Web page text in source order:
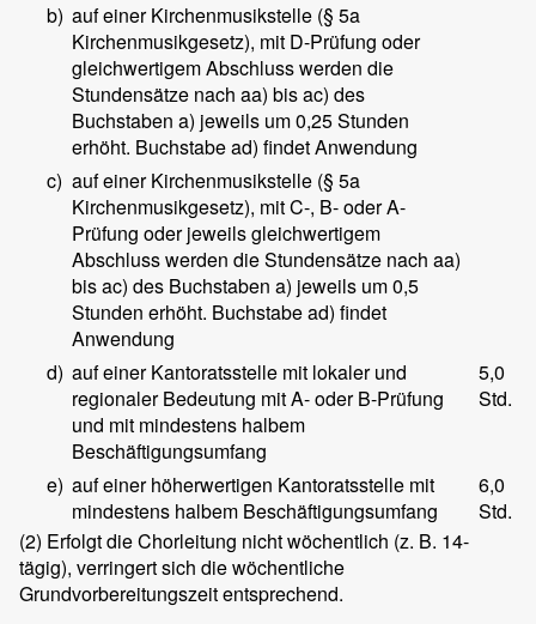
b) auf einer Kirchenmusikstelle (§ 5a
Kirchenmusikgesetz), mit D-Prüfung oder
gleichwertigem Abschluss werden die
Stundensätze nach aa) bis ac) des
Buchstaben a) jeweils um 0,25 Stunden
erhöht. Buchstabe ad) findet Anwendung
c) auf einer Kirchenmusikstelle (§ 5a
Kirchenmusikgesetz), mit C-, B- oder A-
Prüfung oder jeweils gleichwertigem
Abschluss werden die Stundensätze nach aa)
bis ac) des Buchstaben a) jeweils um 0,5
Stunden erhöht. Buchstabe ad) findet
Anwendung
d) auf einer Kantoratsstelle mit lokaler und
regionaler Bedeutung mit A- oder B-Prüfung
und mit mindestens halbem
Beschäftigungsumfang
5,0
Std.
e) auf einer höherwertigen Kantoratsstelle mit
mindestens halbem Beschäftigungsumfang
6,0
Std.
(2) Erfolgt die Chorleitung nicht wöchentlich (z. B. 14-
tägig), verringert sich die wöchentliche
Grundvorbereitungszeit entsprechend.